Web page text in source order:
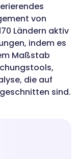
von
Ländern aktiv
indem es
Maßstab
die auf
sind.